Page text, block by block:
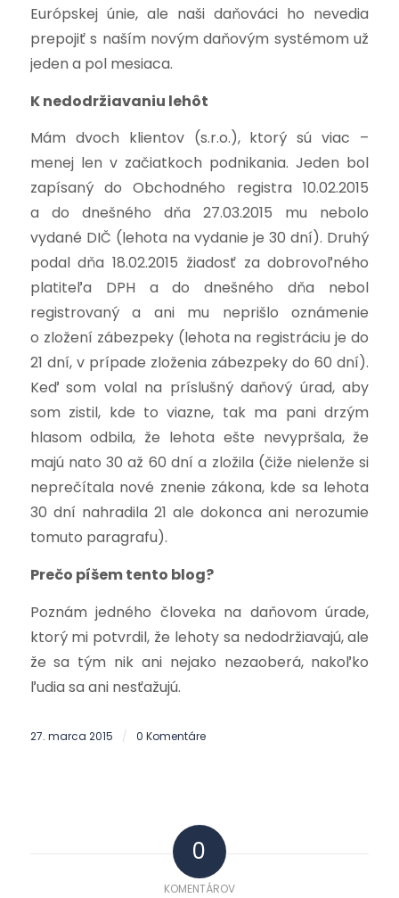
Európskej únie, ale naši daňováci ho nevedia
prepojiť s naším novým daňovým systémom už
jeden a pol mesiaca.
K nedodržiavaniu lehôt
Mám dvoch klientov (s.r.o.), ktorý sú viac –
menej len v začiatkoch podnikania. Jeden bol
zapísaný do Obchodného registra 10.02.2015
a do dnešného dňa 27.03.2015 mu nebolo
vydané DIČ (lehota na vydanie je 30 dní). Druhý
podal dňa 18.02.2015 žiadosť za dobrovoľného
platiteľa DPH a do dnešného dňa nebol
registrovaný a ani mu neprišlo oznámenie
o zložení zábezpeky (lehota na registráciu je do
21 dní, v prípade zloženia zábezpeky do 60 dní).
Keď som volal na príslušný daňový úrad, aby
som zistil, kde to viazne, tak ma pani drzým
hlasom odbila, že lehota ešte nevypršala, že
majú nato 30 až 60 dní a zložila (čiže nielenže si
neprečítala nové znenie zákona, kde sa lehota
30 dní nahradila 21 ale dokonca ani nerozumie
tomuto paragrafu).
Prečo píšem tento blog?
Poznám jedného človeka na daňovom úrade,
ktorý mi potvrdil, že lehoty sa nedodržiavajú, ale
že sa tým nik ani nejako nezaoberá, nakoľko
ľudia sa ani nesťažujú.
27. marca 2015 / 0 Komentáre
0
KOMENTÁROV